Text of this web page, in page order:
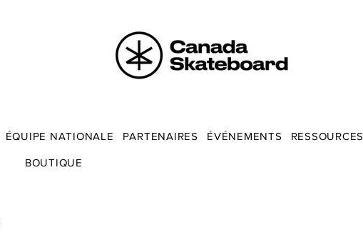
ÉQUIPE NATIONALE PARTENAIRES ÉVÉNEMENTS RESSOURCES
BOUTIQUE